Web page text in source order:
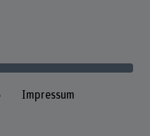
Impressum